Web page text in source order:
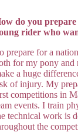
do you
rider who
prepare for a
for my pony and
a huge
of injury. My
competitions in
events. I train
technical work is
the